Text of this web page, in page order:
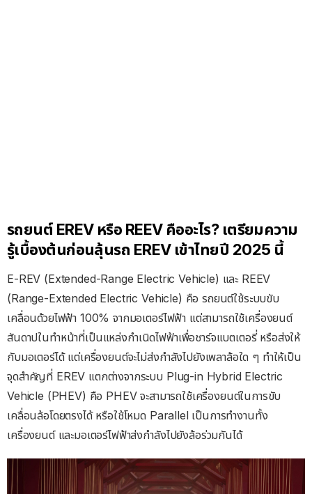
รถยนต์ EREV หรือ REEV คืออะไร? เตรียมความ
รู้เบื้องต้นก่อนลุ้นรถ EREV เข้าไทยปี 2025 นี้
E-REV (Extended-Range Electric Vehicle) และ REEV
(Range-Extended Electric Vehicle) คือ รถยนต์ใช้ระบบขับ
เคลื่อนด้วยไฟฟ้า 100% จากมอเตอร์ไฟฟ้า แต่สามารถใช้เครื่องยนต์
สันดาปในทำหน้าที่เป็นแหล่งกำเนิดไฟฟ้าเพื่อชาร์จแบตเตอรี่ หรือส่งให้
กับมอเตอร์ได้ แต่เครื่องยนต์จะไม่ส่งกำลังไปยังเพลาล้อใด ๆ ทำให้เป็น
จุดสำคัญที่ EREV แตกต่างจากระบบ Plug-in Hybrid Electric
Vehicle (PHEV) คือ PHEV จะสามารถใช้เครื่องยนต์ในการขับ
เคลื่อนล้อโดยตรงได้ หรือใช้โหมด Parallel เป็นการทำงานทั้ง
เครื่องยนต์ และมอเตอร์ไฟฟ้าส่งกำลังไปยังล้อร่วมกันได้